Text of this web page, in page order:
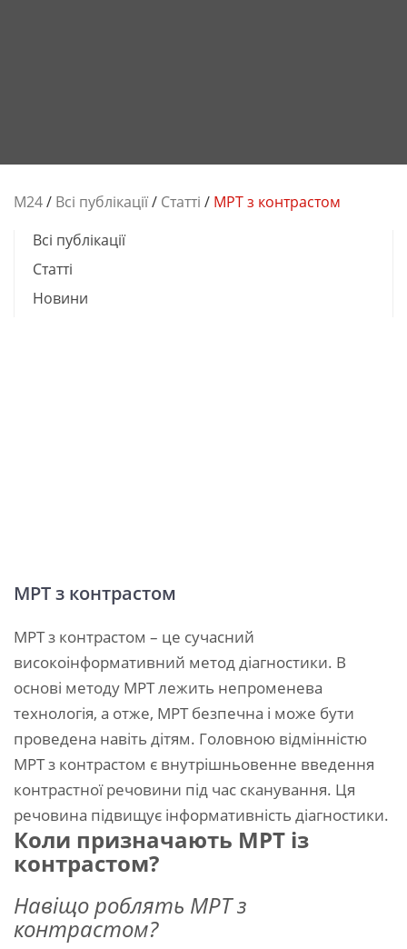
М24/ Всі публікації/ Cтатті / МРТ з контрастом
Всі публікації
Cтатті
Новини
МРТ з контрастом
МРТ з контрастом – це сучасний
високоінформативний метод діагностики. В
основі методу МРТ лежить непроменева
технологія, а отже, МРТ безпечна і може бути
проведена навіть дітям. Головною відмінністю
МРТ з контрастом є внутрішньовенне введення
контрастної речовини під час сканування. Ця
речовина підвищує інформативність діагностики.
Коли призначають МРТ із
контрастом?
Навіщо роблять МРТ з
контрастом?